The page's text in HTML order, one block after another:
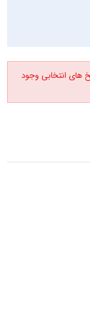
های انتخابی وجود